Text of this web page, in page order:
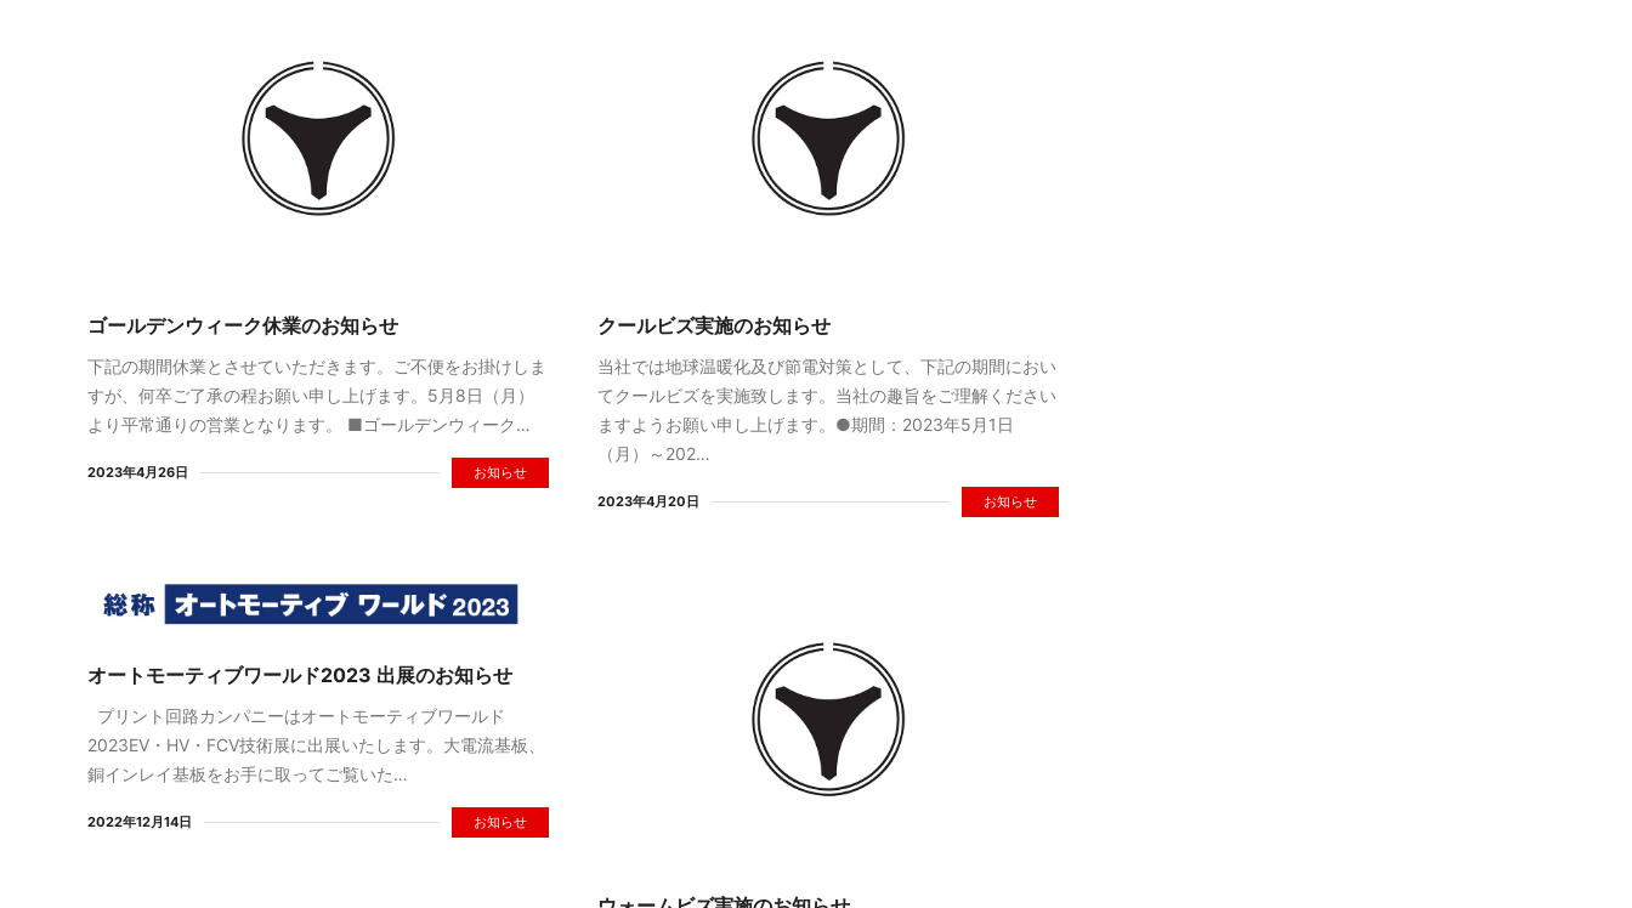
ゴールデンウィーク休業のお知らせ
下記の期間休業とさせていただきます。ご不便をお掛けしま
すが、何卒ご了承の程お願い申し上げます。5月8日（月）
より平常通りの営業となります。 ■ゴールデンウィーク…
2023年4月26日 お知らせ
クールビズ実施のお知らせ
当社では地球温暖化及び節電対策として、下記の期間におい
てクールビズを実施致します。当社の趣旨をご理解ください
ますようお願い申し上げます。●期間：2023年5月1日
（月）～202…
2023年4月20日 お知らせ
オートモーティブワールド2023 出展のお知らせ
プリント回路カンパニーはオートモーティブワールド
2023EV・HV・FCV技術展に出展いたします。大電流基板、
銅インレイ基板をお手に取ってご覧いた…
2022年12月14日 お知らせ